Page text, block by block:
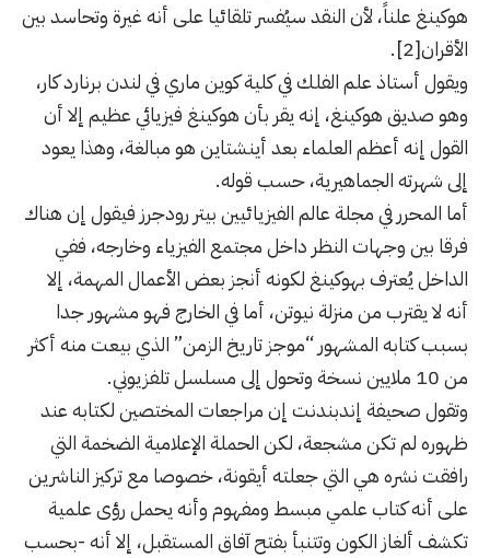
هوكينغ علناً، لأن النقد سيُفسر تلقائيا على أنه غيرة وتحاسد بين
الأقران[2]
.
ويقول أستاذ علم الفلك في كلية كوين ماري في لندن برنارد كار،
وهو صديق هوكينغ، إنه يقر بأن هوكينغ فيزيائي عظيم إلا أن
القول إنه أعظم العلماء بعد أينشتاين هو مبالغة، وهذا يعود
إلى شهرته الجماهيرية، حسب قوله.
أما المحرر في مجلة عالم الفيزيائيين بيتر رودجرز فيقول إن هناك
فرقا بين وجهات النظر داخل مجتمع الفيزياء وخارجه، ففي
الداخل يُعترف بهوكينغ لكونه أنجز بعض الأعمال المهمة، إلا
أنه لا يقترب من منزلة نيوتن، أما في الخارج فهو مشهور جدا
بسبب كتابه المشهور “موجز تاريخ الزمن” الذي بيعت منه أكثر
من 10 ملايين نسخة وتحول إلى مسلسل تلفزيوني.
وتقول صحيفة إندبندنت إن مراجعات المختصين لكتابه عند
ظهوره لم تكن مشجعة، لكن الحملة الإعلامية الضخمة التي
رافقت نشره هي التي جعلته أيقونة، خصوصا مع تركيز الناشرين
على أنه كتاب علمي مبسط ومفهوم وأنه يحمل رؤى علمية
تكشف ألغاز الكون وتتنبأ بفتح آفاق المستقبل، إلا أنه -بحسب